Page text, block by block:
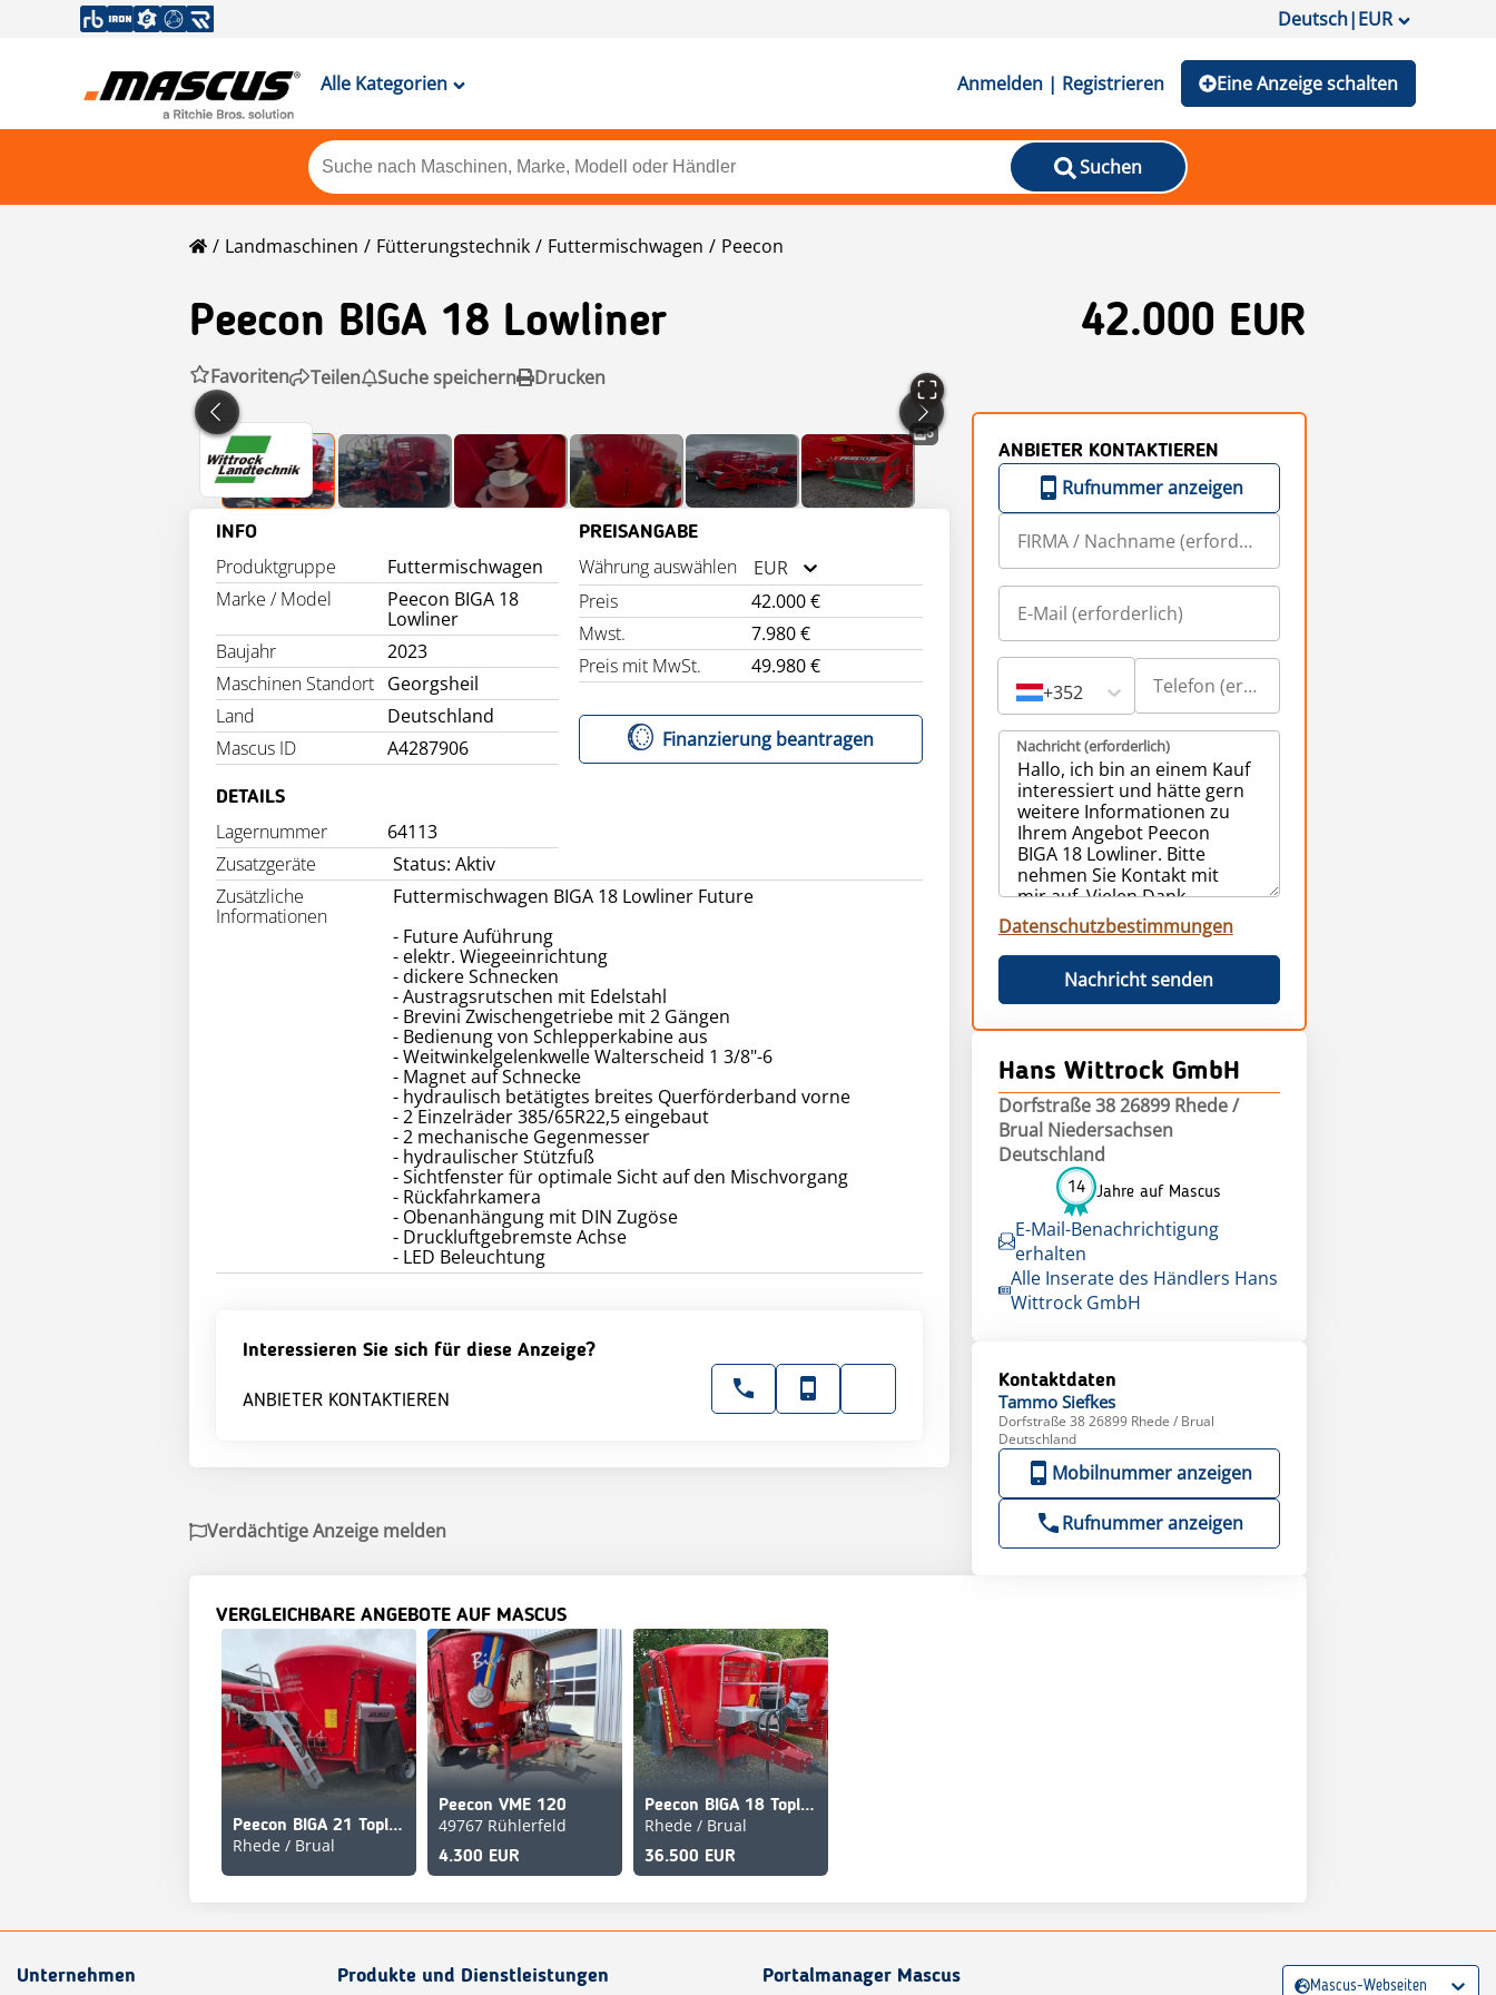
Deutsch|EUR
Alle Kategorien Anmelden | Registrieren Eine Anzeige schalten
Suchen
Landmaschinen Fütterungstechnik Futtermischwagen Peecon
Peecon BIGA 18 Lowliner 42.000 EUR
Favoriten Teilen Suche speichern Drucken
6
INFO
Produktgruppe
Futtermischwagen
Marke / Model
Peecon BIGA 18
Lowliner
Baujahr
2023
Maschinen Standort Georgsheil
Land
Deutschland
Mascus ID
A4287906
PREISANGABE
Währung auswählen
EUR
Preis
42.000 €
Mwst.
7.980 €
Preis mit MwSt.
49.980 €
Finanzierung beantragen
DETAILS
Lagernummer
64113
Zusatzgeräte
Status: Aktiv
Zusätzliche
Informationen
Futtermischwagen BIGA 18 Lowliner Future
- Future Auführung
- elektr. Wiegeeinrichtung
- dickere Schnecken
- Austragsrutschen mit Edelstahl
- Brevini Zwischengetriebe mit 2 Gängen
- Bedienung von Schlepperkabine aus
- Weitwinkelgelenkwelle Walterscheid 1 3/8"-6
- Magnet auf Schnecke
- hydraulisch betätigtes breites Querförderband vorne
- 2 Einzelräder 385/65R22,5 eingebaut
- 2 mechanische Gegenmesser
- hydraulischer Stützfuß
- Sichtfenster für optimale Sicht auf den Mischvorgang
- Rückfahrkamera
- Obenanhängung mit DIN Zugöse
- Druckluftgebremste Achse
- LED Beleuchtung
Interessieren Sie sich für diese Anzeige?
ANBIETER KONTAKTIEREN
ANBIETER KONTAKTIEREN
Rufnummer anzeigen
+352
Nachricht (erforderlich)
Datenschutzbestimmungen
Nachricht senden
Hans Wittrock GmbH
Dorfstraße 38 26899 Rhede /
Brual Niedersachsen
Deutschland
14 Jahre auf Mascus
E-Mail-Benachrichtigung
erhalten
Alle Inserate des Händlers Hans
Wittrock GmbH
Kontaktdaten
Tammo Siefkes
Dorfstraße 38 26899 Rhede / Brual
Deutschland
Mobilnummer anzeigen
Rufnummer anzeigen
Verdächtige Anzeige melden
VERGLEICHBARE ANGEBOTE AUF MASCUS
Peecon BIGA 21 Topliner
Rhede / Brual
Peecon VME 120
49767 Rühlerfeld
4.300 EUR
Peecon BIGA 18 Topliner
Rhede / Brual
36.500 EUR
Unternehmen Produkte und Dienstleistungen Portalmanager Mascus Mascus-Webseiten